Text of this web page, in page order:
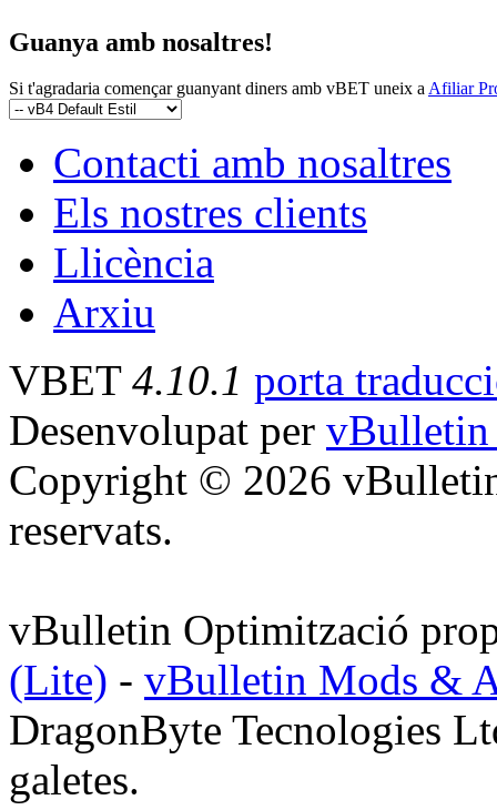
Guanya amb nosaltres!
Si t'agradaria començar guanyant diners amb vBET uneix aAfiliar
Contacti amb nosaltres
Els nostres clients
Llicència
Arxiu
VBET 4.10.1 porta
Desenvolupat per
Copyright © 2026
reservats.
vBulletin Optimització
(Lite) - vBulletin Mods &
DragonByte Tecnologies
galetes.